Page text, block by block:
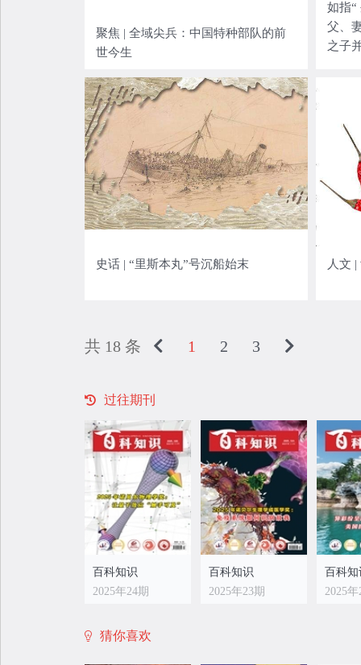
聚焦 | 全域尖兵：中国特种部队的前
世今生
如指“
父、
之子
史话 | “里斯本丸”号沉船始末 人文
共 18 条 1 2 3
过往期刊
百科知识
2025年24期
百科知识
2025年23期
百科知
2025年
猜你喜欢